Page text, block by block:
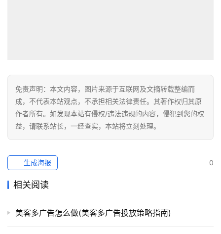
免责声明：本文内容，图片来源于互联网及文摘转载整编而
成，不代表本站观点，不承担相关法律责任。其著作权归其原
作者所有。如发现本站有侵权/违法违规的内容，侵犯到您的权
益，请联系站长，一经查实，本站将立刻处理。
0
生成海报
相关阅读
美客多广告怎么做(美客多广告投放策略指南)